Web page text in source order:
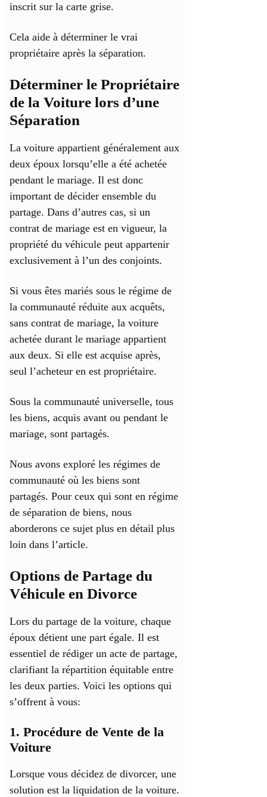
inscrit sur la carte grise.
Cela aide à déterminer le vrai
propriétaire après la séparation.
Déterminer le Propriétaire
de la Voiture lors d’une
Séparation
La voiture appartient généralement aux
deux époux lorsqu’elle a été achetée
pendant le mariage. Il est donc
important de décider ensemble du
partage. Dans d’autres cas, si un
contrat de mariage est en vigueur, la
propriété du véhicule peut appartenir
exclusivement à l’un des conjoints.
Si vous êtes mariés sous le régime de
la communauté réduite aux acquêts,
sans contrat de mariage, la voiture
achetée durant le mariage appartient
aux deux. Si elle est acquise après,
seul l’acheteur en est propriétaire.
Sous la communauté universelle, tous
les biens, acquis avant ou pendant le
mariage, sont partagés.
Nous avons exploré les régimes de
communauté où les biens sont
partagés. Pour ceux qui sont en régime
de séparation de biens, nous
aborderons ce sujet plus en détail plus
loin dans l’article.
Options de Partage du
Véhicule en Divorce
Lors du partage de la voiture, chaque
époux détient une part égale. Il est
essentiel de rédiger un acte de partage,
clarifiant la répartition équitable entre
les deux parties. Voici les options qui
s’offrent à vous:
1. Procédure de Vente de la
Voiture
Lorsque vous décidez de divorcer, une
solution est la liquidation de la voiture.